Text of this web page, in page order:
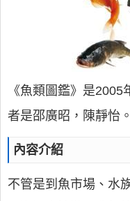
《魚類圖鑑》是
者是邵廣昭，陳靜怡。
內容介紹
不管是到魚市場、水